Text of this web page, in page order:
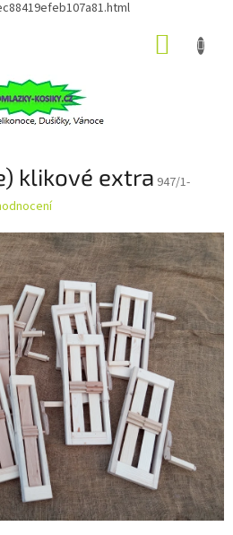
klikové extra 947/1-